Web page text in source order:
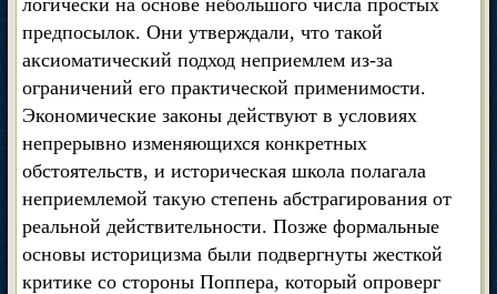
логически на основе небольшого числа простых
предпосылок. Они утверждали, что такой
аксиоматический подход неприемлем из-за
ограничений его практической применимости.
Экономические законы действуют в условиях
непрерывно изменяющихся конкретных
обстоятельств, и историческая школа полагала
неприемлемой такую степень абстрагирования от
реальной действительности. Позже формальные
основы историцизма были подвергнуты жесткой
критике со стороны Поппера, который опроверг